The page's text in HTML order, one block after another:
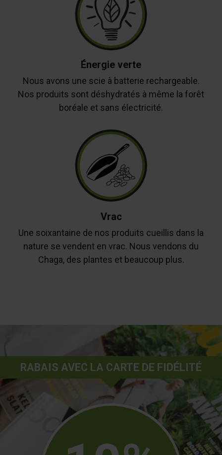
Énergie verte
Nous avons une scie à batterie rechargeable.
Nos produits sont déshydratés à même la forêt
boréale et sans électricité.
Vrac
Une soixantaine de nos produits cueillis dans la
nature se vendent en vrac. Nous vendons du
Chaga, des plantes et beaucoup plus.
RABAIS AVEC LA CARTE DE FIDÉLITÉ